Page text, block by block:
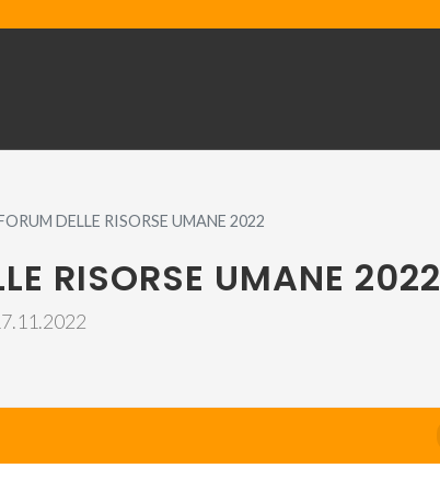
DELLE RISORSE UMANE 2022
RISORSE UMANE 2022